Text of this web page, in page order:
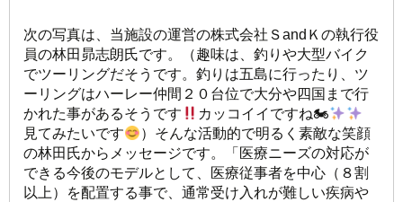
次の写真は、当施設の運営の株式会社ＳandＫの執行役
員の林田昴志朗氏です。（趣味は、釣りや大型バイク
でツーリングだそうです。釣りは五島に行ったり、ツ
ーリングはハーレー仲間２０台位で大分や四国まで行
かれた事があるそうです
カッコイイですね🏍
見てみたいです
）そんな活動的で明るく素敵な笑顔
の林田氏からメッセージです。「医療ニーズの対応が
できる今後のモデルとして、医療従事者を中心（８割
以上）を配置する事で、通常受け入れが難しい疾病や